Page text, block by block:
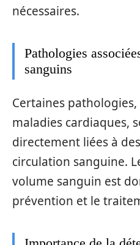
nécessaires.
Pathologies
sanguins
Certaines
maladies cardiaques,
directement liées à
circulation sanguine.
volume sanguin est
prévention et le